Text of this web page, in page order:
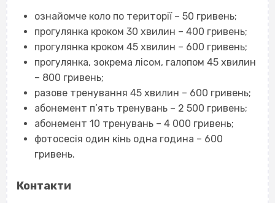
ознайомче коло по території – 50 гривень;
прогулянка кроком 30 хвилин – 400 гривень;
прогулянка кроком 45 хвилин – 600 гривень;
прогулянка, зокрема лісом, галопом 45 хвилин
– 800 гривень;
разове тренування 45 хвилин – 600 гривень;
абонемент п’ять тренувань – 2 500 гривень;
абонемент 10 тренувань – 4 000 гривень;
фотосесія один кінь одна година – 600
гривень.
Контакти